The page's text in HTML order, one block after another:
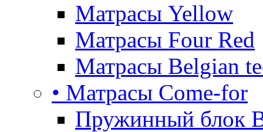
Матрасы Yellow
Матрасы Four Red
Матрасы Belgian
• Матрасы Come-for
Пружинный блок